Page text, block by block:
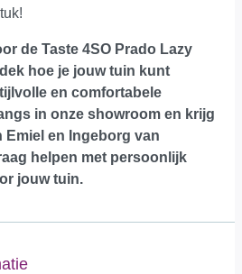
de Taste 4SO Prado Lazy
hoe je jouw tuin kunt
en comfortabele
in onze showroom en krijg
en Ingeborg van
helpen met persoonlijk
jouw tuin.